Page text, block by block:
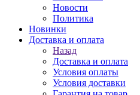
Новости
Политика
Новинки
Доставка и оплата
Назад
Доставка и оплата
Условия оплаты
Условия доставки